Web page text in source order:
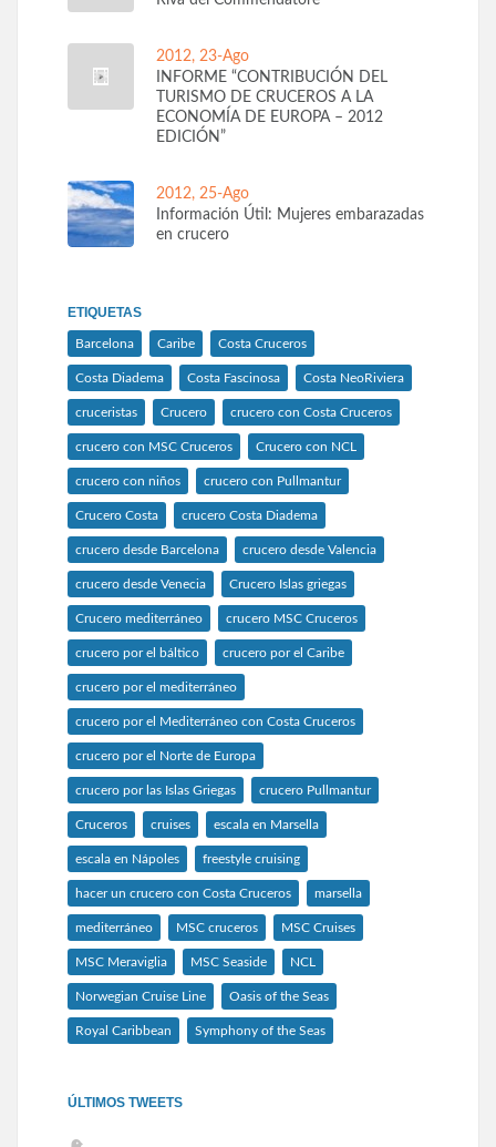
2012, 23-Ago
INFORME “CONTRIBUCIÓN DEL
TURISMO DE CRUCEROS A LA
ECONOMÍA DE EUROPA – 2012
EDICIÓN”
2012, 25-Ago
Información Útil: Mujeres embarazadas
en crucero
ETIQUETAS
Barcelona Caribe Costa Cruceros
Costa Diadema Costa Fascinosa Costa NeoRiviera
cruceristas Crucero crucero con Costa Cruceros
crucero con MSC Cruceros Crucero con NCL
crucero con niños crucero con Pullmantur
Crucero Costa crucero Costa Diadema
crucero desde Barcelona crucero desde Valencia
crucero desde Venecia Crucero Islas griegas
Crucero mediterráneo crucero MSC Cruceros
crucero por el báltico crucero por el Caribe
crucero por el mediterráneo
crucero por el Mediterráneo con Costa Cruceros
crucero por el Norte de Europa
crucero por las Islas Griegas crucero Pullmantur
Cruceros cruises escala en Marsella
escala en Nápoles freestyle cruising
hacer un crucero con Costa Cruceros marsella
mediterráneo MSC cruceros MSC Cruises
MSC Meraviglia MSC Seaside NCL
Norwegian Cruise Line Oasis of the Seas
Royal Caribbean Symphony of the Seas
ÚLTIMOS TWEETS